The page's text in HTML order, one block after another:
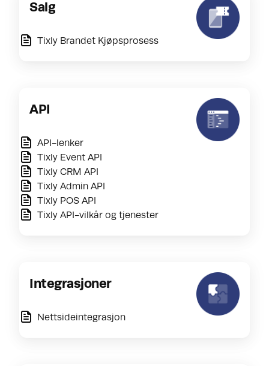
Salg
Tixly Brandet Kjøpsprosess
API
API-lenker
Tixly Event API
Tixly CRM API
Tixly Admin API
Tixly POS API
Tixly API-vilkår og tjenester
Integrasjoner
Nettsideintegrasjon